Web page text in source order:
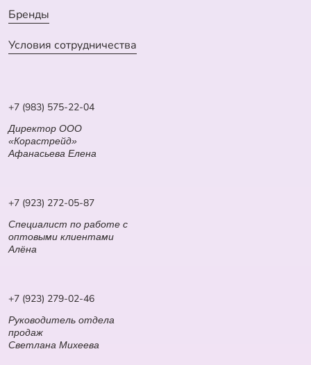
Бренды
Условия сотрудничества
+7 (983) 575-22-04
Директор ООО
«Корастрейд»
Афанасьева Елена
+7 (923) 272-05-87
Специалист по работе с
оптовыми клиентами
Алёна
+7 (923) 279-02-46
Руководитель отдела
продаж
Светлана Михеева